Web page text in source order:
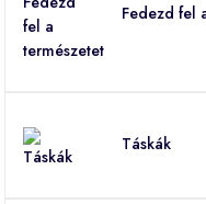
Fedezd fel
Táskák